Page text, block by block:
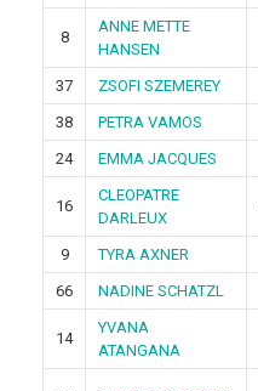
8
ANNE METTE
HANSEN
37 ZSOFI SZEMEREY
38
PETRA VAMOS
24
EMMA JACQUES
16
CLEOPATRE
DARLEUX
9 TYRA AXNER
66
NADINE SCHATZL
14
YVANA
ATANGANA